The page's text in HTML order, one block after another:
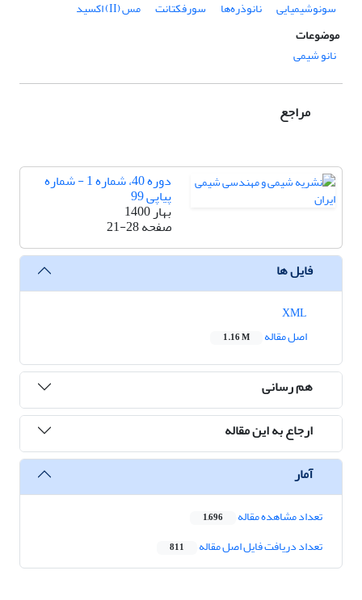
سونوشیمیایی
نانوذره‌ها سورفکتانت
مس (II) اکسید
موضوعات
نانو شیمی
مراجع
دوره 40، شماره 1 - شماره
پیاپی 99
بهار 1400
صفحه21-28
فایل ها
اصل مقاله
1.16 M
هم رسانی
ارجاع به این مقاله
آمار
تعداد مشاهده مقاله 1,696
تعداد دریافت فایل اصل مقاله 811